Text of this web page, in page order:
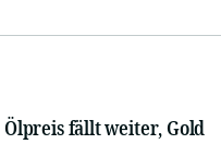
fällt weiter, Gold